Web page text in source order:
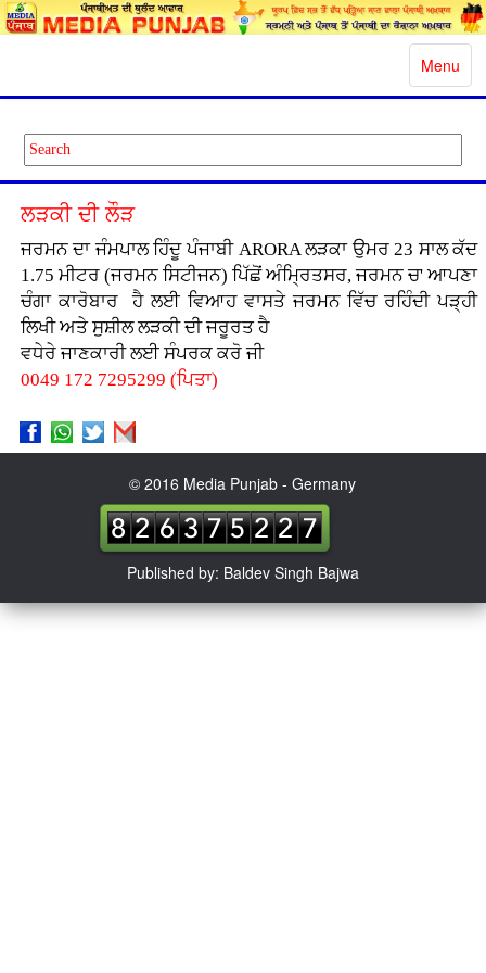
Toggle
Menu
ਲੜਕੀ ਦੀ ਲੌੜ
ਜਰਮਨ ਦਾ ਜੰਮਪਾਲ ਹਿੰਦੂ ਪੰਜਾਬੀ ARORA ਲੜਕਾ ਉਮਰ 23 ਸਾਲ ਕੱਦ
1.75 ਮੀਟਰ (ਜਰਮਨ ਸਿਟੀਜਨ) ਪਿੱਛੋਂ ਅੰਮ੍ਰਿਤਸਰ, ਜਰਮਨ ਚ' ਆਪਣਾ
ਚੰਗਾ ਕਾਰੋਬਾਰ ਹੈ ਲਈ ਵਿਆਹ ਵਾਸਤੇ ਜਰਮਨ ਵਿੱਚ ਰਹਿੰਦੀ ਪੜ੍ਹੀ
ਲਿਖੀ ਅਤੇ ਸੁਸ਼ੀਲ ਲੜਕੀ ਦੀ ਜਰੂਰਤ ਹੈ
ਵਧੇਰੇ ਜਾਣਕਾਰੀ ਲਈ ਸੰਪਰਕ ਕਰੋ ਜੀ
0049 172 7295299 (ਪਿਤਾ)
© 2016 Media Punjab - Germany
Published by: Baldev Singh Bajwa